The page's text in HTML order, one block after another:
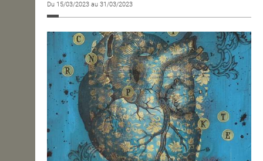
Du 15/03/2023 au 31/03/2023